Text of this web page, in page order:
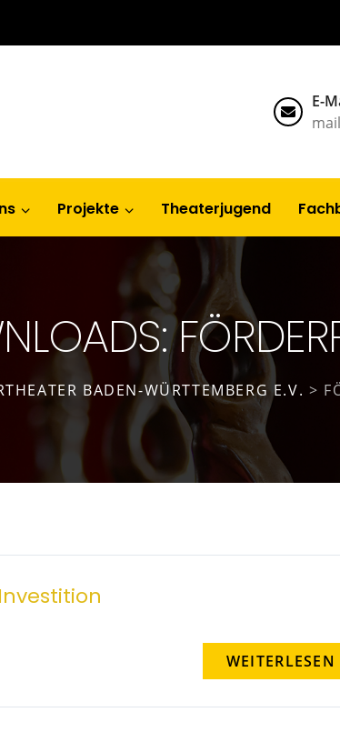
E-
Projekte Theaterjugend
BADEN-WÜRTTEMBERG E.V. >
WEITERLESEN